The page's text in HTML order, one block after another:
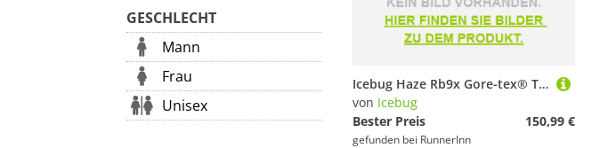
GESCHLECHT
Mann
Frau
Unisex
Icebug Haze Rb9x Gore-tex® Trail Running Shoes Schwarz EU 38 Frau
von Icebug
Bester Preis
150,99 €
gefunden bei RunnerInn